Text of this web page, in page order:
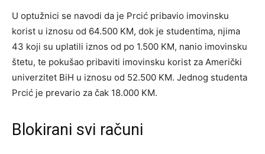
U optužnici se navodi da je Prcić pribavio imovinsku
korist u iznosu od 64.500 KM, dok je studentima, njima
43 koji su uplatili iznos od po 1.500 KM, nanio imovinsku
štetu, te pokušao pribaviti imovinsku korist za Američki
univerzitet BiH u iznosu od 52.500 KM. Jednog studenta
Prcić je prevario za čak 18.000 KM.
Blokirani svi računi